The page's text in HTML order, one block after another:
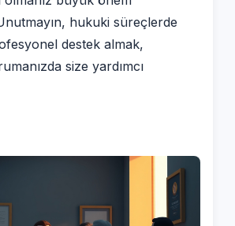
hukuki süreçlerde
destek almak,
size yardımcı